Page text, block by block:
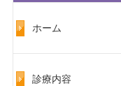
ホーム
診療内容